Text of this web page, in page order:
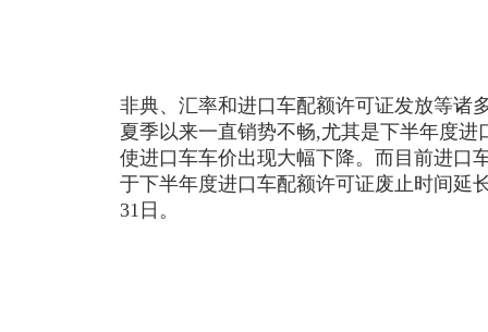
非典、汇率和进口车配额许可证发放等诸
夏季以来一直销势不畅,尤其是下半年度
使进口车车价出现大幅下降。而目前进口
于下半年度进口车配额许可证废止时间延
31日。